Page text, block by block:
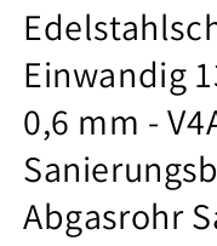
Einwandig
0,6 mm -
Abgasrohr